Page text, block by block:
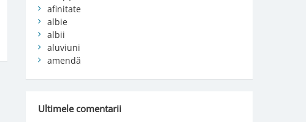
afinitate
albie
albii
aluviuni
amendă
Ultimele comentarii